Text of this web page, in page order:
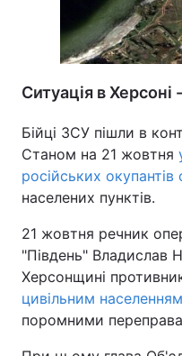
Ситуація в
Бійці ЗСУ пішли в
Станом на 21 жовтня
російських
населених пунктів.
21 жовтня речник
"Південь" Владислав
Херсонщині
цивільним населенням
поромними